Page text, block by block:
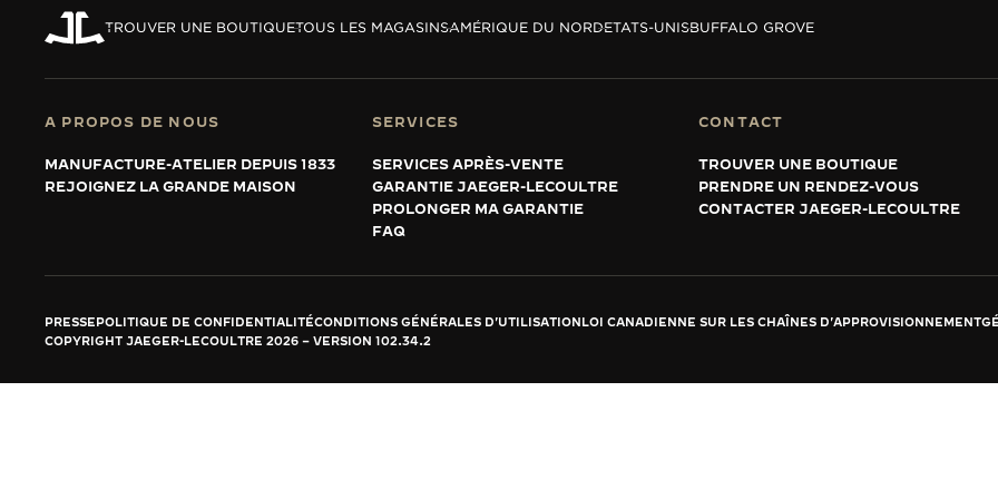
VOIR LES ÉVÉNEMENTS
TROUVER UNE BOUTIQUETOUS LES MAGASINSAMÉRIQUE DU NORDETATS-UNISBUFFALO GROVE
A PROPOS DE NOUS
MANUFACTURE-ATELIER DEPUIS 1833
REJOIGNEZ LA GRANDE MAISON
SERVICES
SERVICES APRÈS-VENTE
GARANTIE JAEGER-LECOULTRE
PROLONGER MA GARANTIE
FAQ
CONTACT
TROUVER UNE BOUTIQUE
PRENDRE UN RENDEZ-VOUS
CONTACTER JAEGER-LECOULTRE
PRESSEPOLITIQUE DE CONFIDENTIALITÉCONDITIONS GÉNÉRALES D'UTILISATIONLOI CANADIENNE SUR LES CHAÎNES D'APPROVISIONNEMENT
COPYRIGHT JAEGER-LECOULTRE 2026
VERSION 102.34.2